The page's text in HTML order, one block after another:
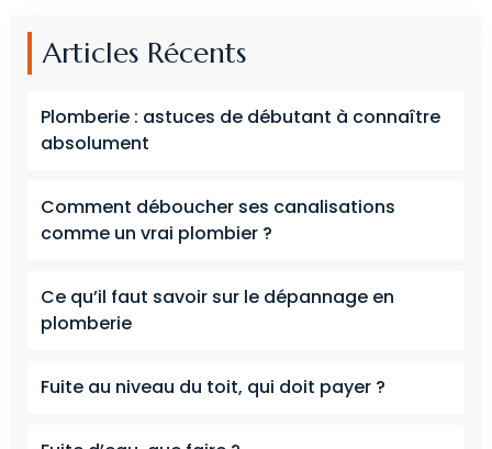
Articles Récents
Plomberie : astuces de débutant à connaître
absolument
Comment déboucher ses canalisations
comme un vrai plombier ?
Ce qu’il faut savoir sur le dépannage en
plomberie
Fuite au niveau du toit, qui doit payer ?